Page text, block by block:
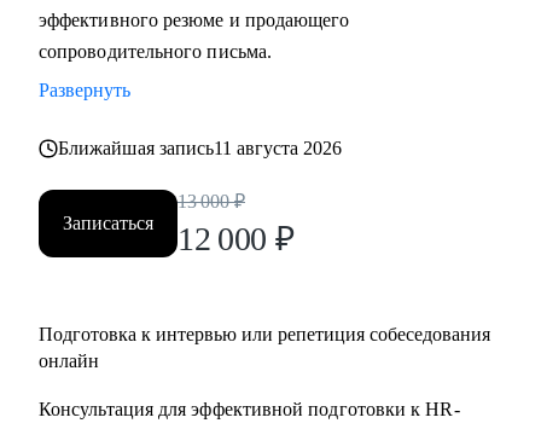
эффективного резюме и продающего
сопроводительного письма.
Развернуть
Ближайшая запись11 августа 2026
Записаться
13 000 ₽
12 000 ₽
Подготовка к интервью или репетиция собеседования
онлайн
Консультация для эффективной подготовки к HR-